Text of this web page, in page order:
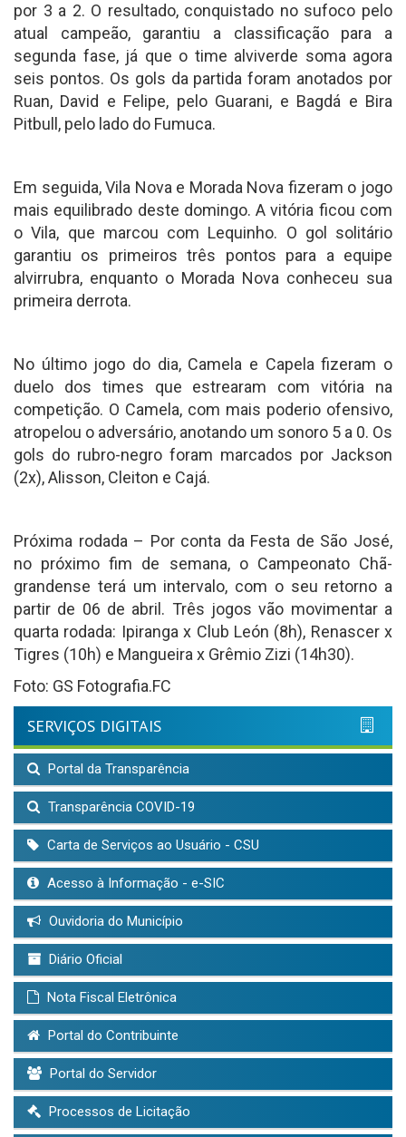
por 3 a 2. O resultado, conquistado no sufoco pelo
atual campeão, garantiu a classificação para a
segunda fase, já que o time alviverde soma agora
seis pontos. Os gols da partida foram anotados por
Ruan, David e Felipe, pelo Guarani, e Bagdá e Bira
Pitbull, pelo lado do Fumuca.
Em seguida, Vila Nova e Morada Nova fizeram o jogo
mais equilibrado deste domingo. A vitória ficou com
o Vila, que marcou com Lequinho. O gol solitário
garantiu os primeiros três pontos para a equipe
alvirrubra, enquanto o Morada Nova conheceu sua
primeira derrota.
No último jogo do dia, Camela e Capela fizeram o
duelo dos times que estrearam com vitória na
competição. O Camela, com mais poderio ofensivo,
atropelou o adversário, anotando um sonoro 5 a 0. Os
gols do rubro-negro foram marcados por Jackson
(2x), Alisson, Cleiton e Cajá.
Próxima rodada – Por conta da Festa de São José,
no próximo fim de semana, o Campeonato Chã-
grandense terá um intervalo, com o seu retorno a
partir de 06 de abril. Três jogos vão movimentar a
quarta rodada: Ipiranga x Club León (8h), Renascer x
Tigres (10h) e Mangueira x Grêmio Zizi (14h30).
Foto: GS Fotografia.FC
SERVIÇOS DIGITAIS
Portal da Transparência
Transparência COVID-19
Carta de Serviços ao Usuário - CSU
Acesso à Informação - e-SIC
Ouvidoria do Município
Diário Oficial
Nota Fiscal Eletrônica
Portal do Contribuinte
Portal do Servidor
Processos de Licitação